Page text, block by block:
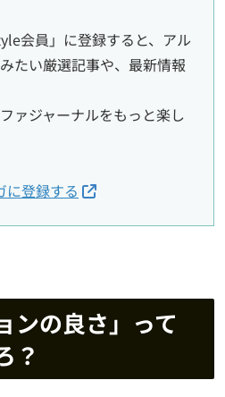
会員」に登録すると、アル
たい厳選記事や、最新情報
ァジャーナルをもっと楽し
に登録する
ンの良さ」って
？